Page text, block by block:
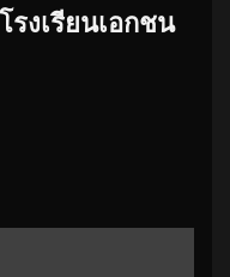
งเรียนเอกชน